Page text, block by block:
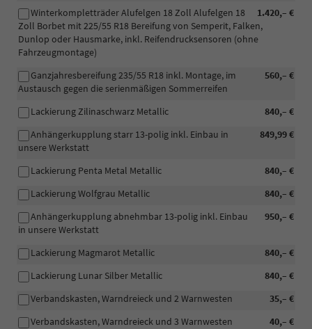
1.420,– €
Winterkompletträder Alufelgen 18 Zoll Alufelgen 18
Zoll Borbet mit 225/55 R18 Bereifung von Semperit, Falken,
Dunlop oder Hausmarke, inkl. Reifendrucksensoren (ohne
Fahrzeugmontage)
560,– €
Ganzjahresbereifung 235/55 R18 inkl. Montage, im
Austausch gegen die serienmäßigen Sommerreifen
840,– €
Lackierung Zilinaschwarz Metallic
849,99 €
Anhängerkupplung starr 13-polig inkl. Einbau in
unsere Werkstatt
840,– €
Lackierung Penta Metal Metallic
840,– €
Lackierung Wolfgrau Metallic
950,– €
Anhängerkupplung abnehmbar 13-polig inkl. Einbau
in unsere Werkstatt
840,– €
Lackierung Magmarot Metallic
840,– €
Lackierung Lunar Silber Metallic
35,– €
Verbandskasten, Warndreieck und 2 Warnwesten
40,– €
Verbandskasten, Warndreieck und 3 Warnwesten